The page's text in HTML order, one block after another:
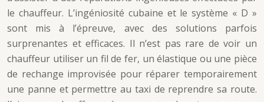
le chauffeur. L’ingéniosité cubaine et le système « D »
sont mis à l’épreuve, avec des solutions parfois
surprenantes et efficaces. Il n’est pas rare de voir un
chauffeur utiliser un fil de fer, un élastique ou une pièce
de rechange improvisée pour réparer temporairement
une panne et permettre au taxi de reprendre sa route.